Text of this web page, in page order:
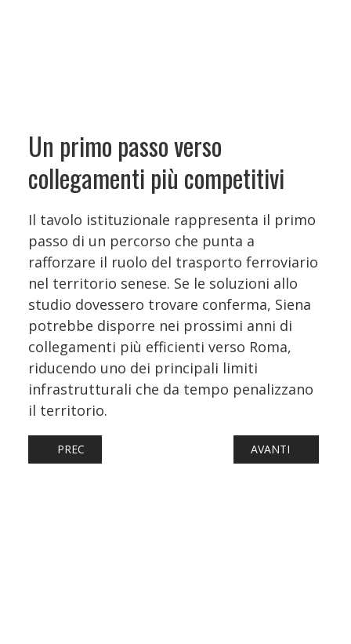
Un primo passo verso
collegamenti più competitivi
Il tavolo istituzionale rappresenta il primo
passo di un percorso che punta a
rafforzare il ruolo del trasporto ferroviario
nel territorio senese. Se le soluzioni allo
studio dovessero trovare conferma, Siena
potrebbe disporre nei prossimi anni di
collegamenti più efficienti verso Roma,
riducendo uno dei principali limiti
infrastrutturali che da tempo penalizzano
il territorio.
ARTICOLO PRECEDENTE: RFI, PRENDE FORMA IL
PREC ARTICOLO
AVANTI